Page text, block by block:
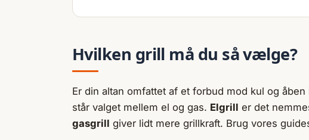
Hvilken grill må du så vælge?
Er din altan omfattet af et forbud mod kul og
står valget mellem el og gas. Elgrill er det
gasgrill giver lidt mere grillkraft. Brug vores